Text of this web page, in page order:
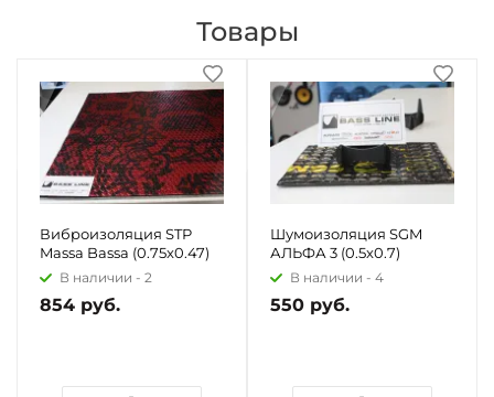
Товары
Виброизоляция STP
Massa Bassa (0.75x0.47)
В наличии - 2
854 руб.
Шумоизоляция SGM
АЛЬФА 3 (0.5x0.7)
В наличии - 4
550 руб.